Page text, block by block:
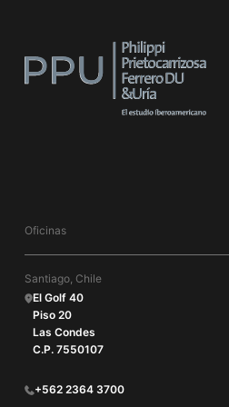
Oficinas
Santiago, Chile
El Golf 40
Piso 20
Las Condes
C.P. 7550107
+562 2364 3700